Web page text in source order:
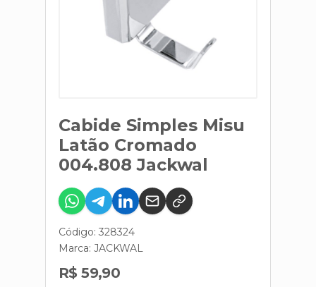
Cabide Simples Misu
Latão Cromado
004.808 Jackwal
Código: 328324
Marca: JACKWAL
R$ 59,90